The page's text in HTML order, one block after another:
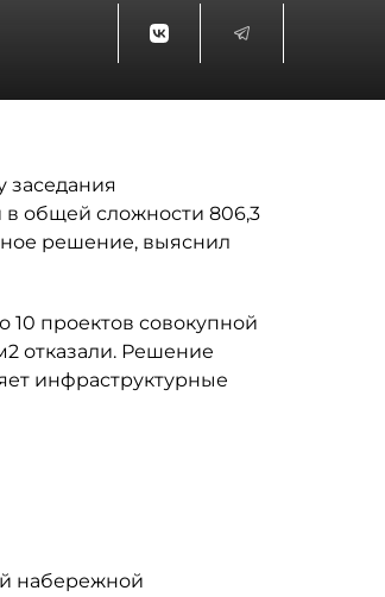
заседания
в общей сложности 806,3
решение, выяснил
проектов совокупной
отказали. Решение
инфраструктурные
набережной